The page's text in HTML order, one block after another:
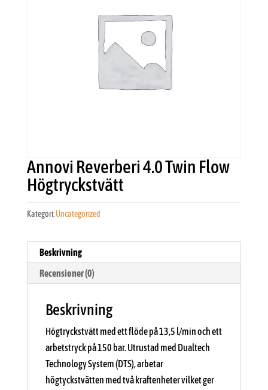
Annovi Reverberi 4.0 Twin Flow
Högtryckstvätt
Kategori:Uncategorized
Beskrivning
Recensioner (0)
Beskrivning
Högtryckstvätt med ett flöde på 13,5 l/min och ett
arbetstryck på 150 bar. Utrustad med Dualtech
Technology System (DTS), arbetar
högtyckstvätten med två kraftenheter vilket ger